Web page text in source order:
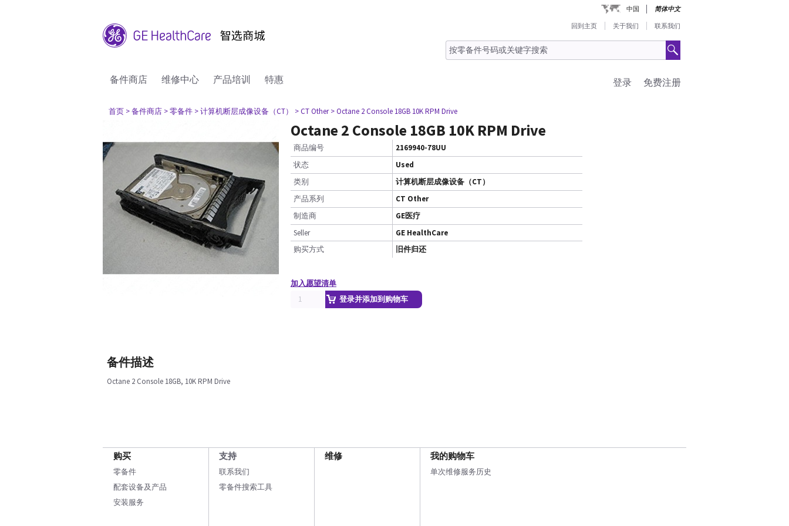
中国 简体中文
回到主页 关于我们 联系我们
备件商店 维修中心 产品培训 特惠 免费注册
登录
首页 > 备件商店 > 零备件 > 计算机断层成像设备（CT） > CT Other > Octane 2 Console 18GB 10K RPM Drive
Octane 2 Console 18GB 10K RPM Drive
商品编号
2169940-78UU
状态
Used
类别
计算机断层成像设备（CT）
产品系列
CT Other
制造商
GE医疗
Seller
GE HealthCare
购买方式
旧件归还
加入愿望清单
登录并添加到购物车
备件描述
Octane 2 Console 18GB, 10K RPM Drive
购买
零备件
配套设备及产品
安装服务
支持
联系我们
零备件搜索工具
维修 我的购物车
单次维修服务历史